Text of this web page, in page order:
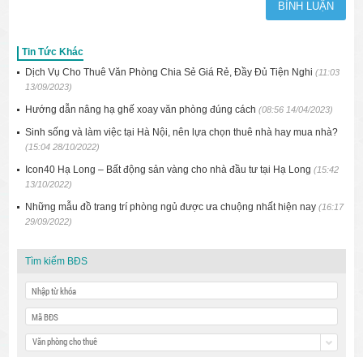
Tin Tức Khác
Dịch Vụ Cho Thuê Văn Phòng Chia Sẻ Giá Rẻ, Đầy Đủ Tiện Nghi(11:03
13/09/2023)
Hướng dẫn nâng hạ ghế xoay văn phòng đúng cách(08:56 14/04/2023)
Sinh sống và làm việc tại Hà Nội, nên lựa chọn thuê nhà hay mua nhà?
(15:04 28/10/2022)
Icon40 Hạ Long – Bất động sản vàng cho nhà đầu tư tại Hạ Long(15:42
13/10/2022)
Những mẫu đồ trang trí phòng ngủ được ưa chuộng nhất hiện nay(16:17
29/09/2022)
Tìm kiếm BĐS
Văn phòng cho thuê